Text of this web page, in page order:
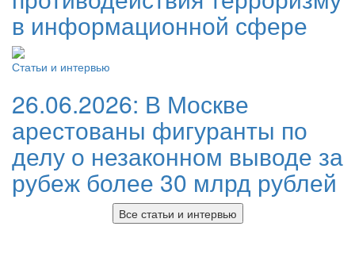
в информационной сфере
Статьи и интервью
26.06.2026: В Москве
арестованы фигуранты по
делу о незаконном выводе за
рубеж более 30 млрд рублей
Все статьи и интервью